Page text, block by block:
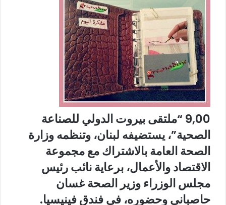
9,00 “ملتقى بيروت الدولي للصناعة
الصحية”، يستضيفه لبنان، وتنظمه وزارة
الصحة العامة بالاشتراك مع مجموعة
الاقتصاد والأعمال، برعاية نائب رئيس
مجلس الوزراء وزير الصحة غسان
حاصباني وحضوره، في فندق فينيسيا.